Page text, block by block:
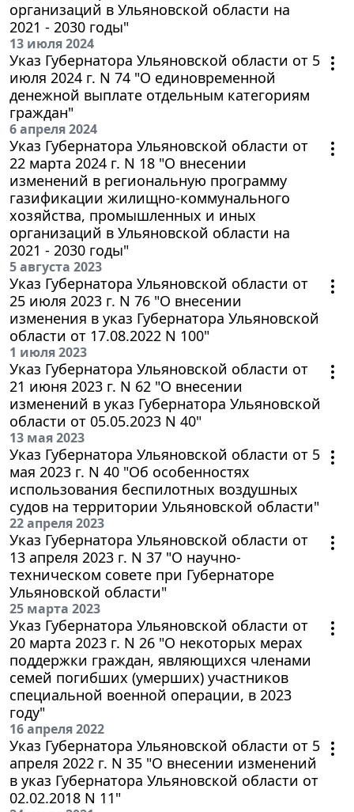
организаций в Ульяновской области на
2021 - 2030 годы"
13 июля 2024
Указ Губернатора Ульяновской области от 5
июля 2024 г. N 74 "О единовременной
денежной выплате отдельным категориям
граждан"
6 апреля 2024
Указ Губернатора Ульяновской области от
22 марта 2024 г. N 18 "О внесении
изменений в региональную программу
газификации жилищно-коммунального
хозяйства, промышленных и иных
организаций в Ульяновской области на
2021 - 2030 годы"
5 августа 2023
Указ Губернатора Ульяновской области от
25 июля 2023 г. N 76 "О внесении
изменения в указ Губернатора Ульяновской
области от 17.08.2022 N 100"
1 июля 2023
Указ Губернатора Ульяновской области от
21 июня 2023 г. N 62 "О внесении
изменений в указ Губернатора Ульяновской
области от 05.05.2023 N 40"
13 мая 2023
Указ Губернатора Ульяновской области от 5
мая 2023 г. N 40 "Об особенностях
использования беспилотных воздушных
судов на территории Ульяновской области"
22 апреля 2023
Указ Губернатора Ульяновской области от
13 апреля 2023 г. N 37 "О научно-
техническом совете при Губернаторе
Ульяновской области"
25 марта 2023
Указ Губернатора Ульяновской области от
20 марта 2023 г. N 26 "О некоторых мерах
поддержки граждан, являющихся членами
семей погибших (умерших) участников
специальной военной операции, в 2023
году"
16 апреля 2022
Указ Губернатора Ульяновской области от 5
апреля 2022 г. N 35 "О внесении изменений
в указ Губернатора Ульяновской области от
02.02.2018 N 11"